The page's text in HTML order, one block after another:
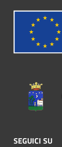
SEGUICI SU